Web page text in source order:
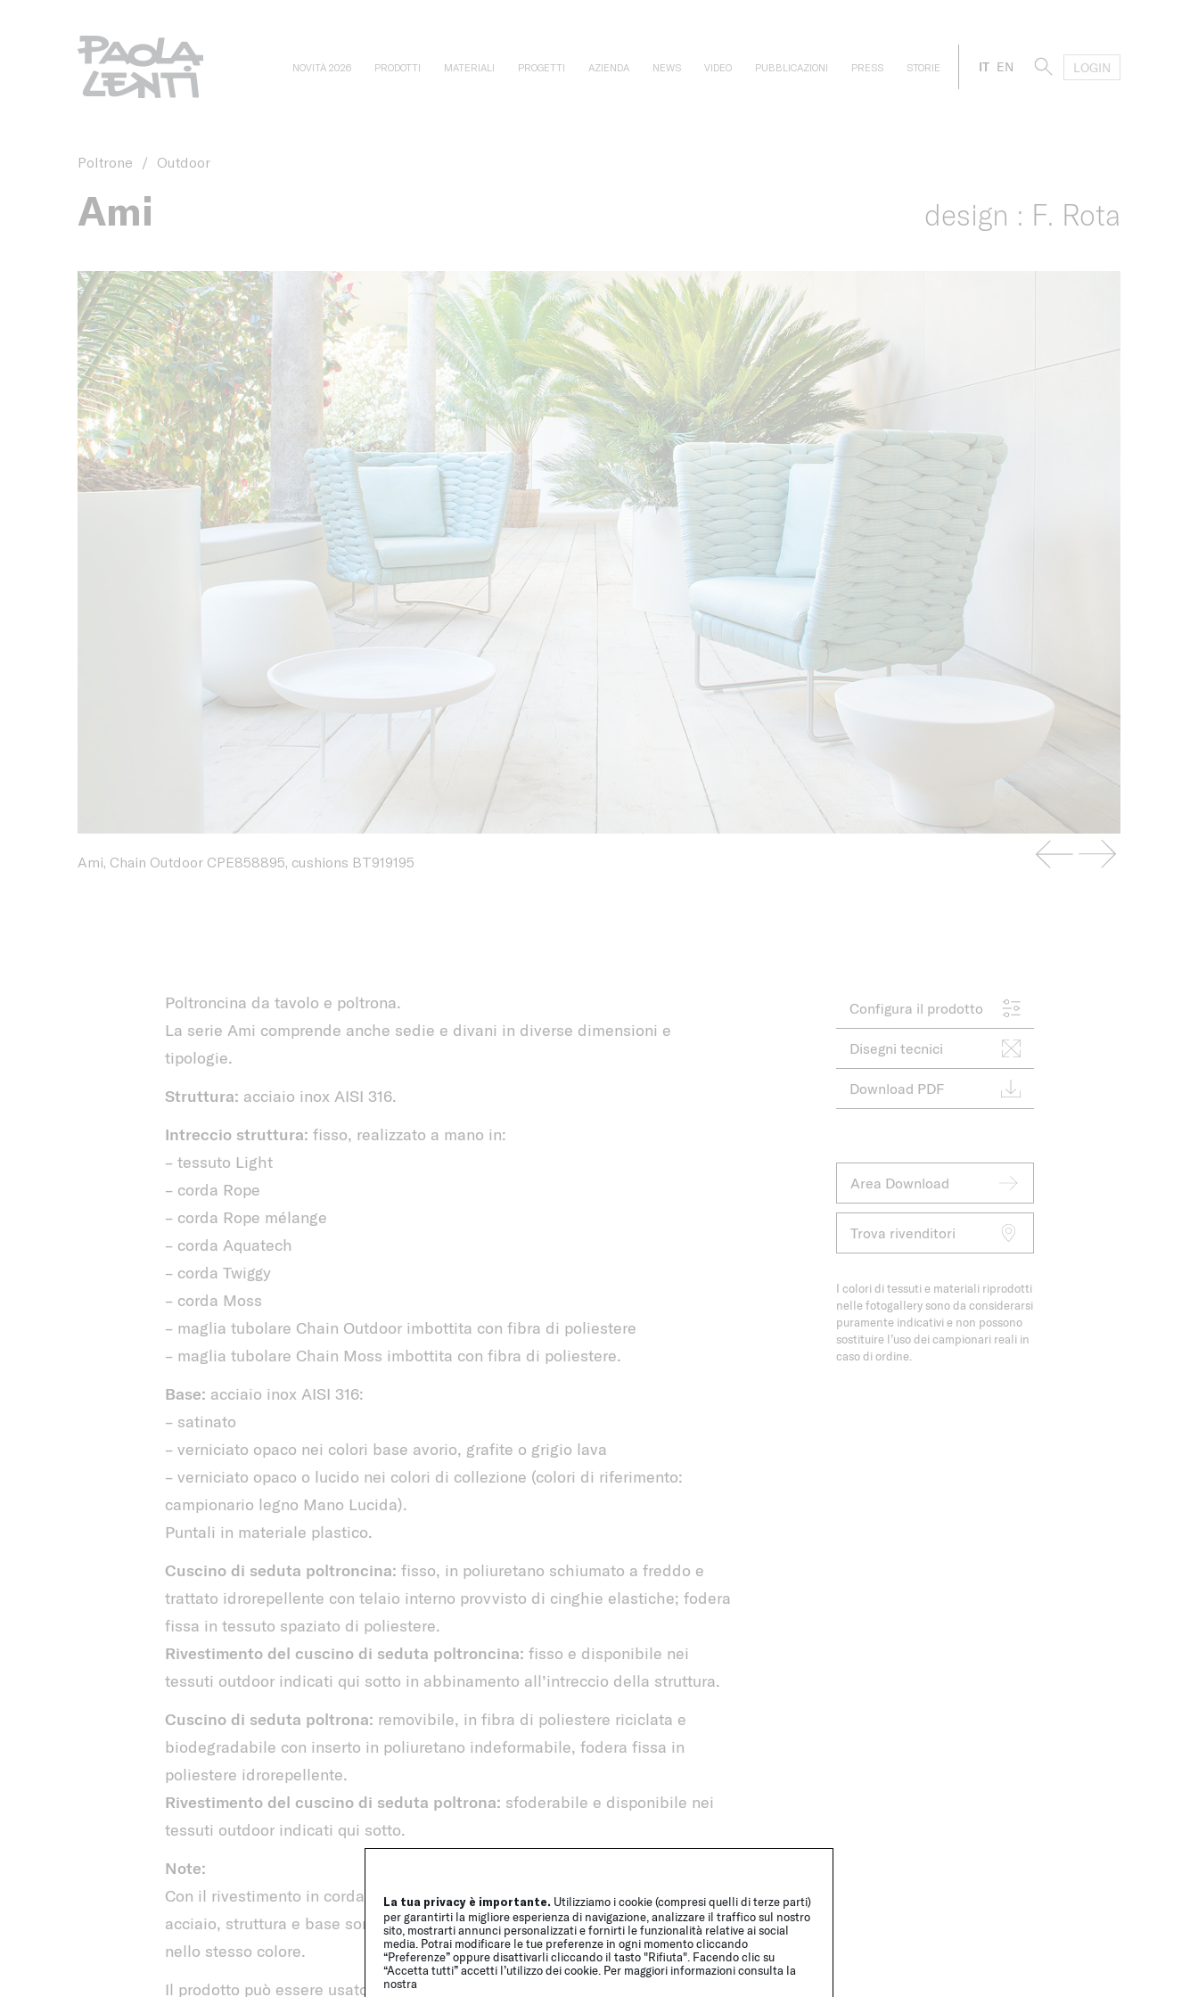
La tua privacy è importante. Utilizziamo i cookie (compresi quelli di terze parti)
per garantirti la migliore esperienza di navigazione, analizzare il traffico sul nostro
sito, mostrarti annunci personalizzati e fornirti le funzionalità relative ai social
media. Potrai modificare le tue preferenze in ogni momento cliccando
“Preferenze” oppure disattivarli cliccando il tasto "Rifiuta". Facendo clic su
“Accetta tutti” accetti l’utilizzo dei cookie. Per maggiori informazioni consulta la
nostra
NOVITÀ 2026 PRODOTTI MATERIALI PROGETTI AZIENDA NEWS VIDEO PUBBLICAZIONI PRESS STORIE IT EN LOGIN
Poltrone / Outdoor
Ami design : F. Rota
Ami, Chain Outdoor CPE858895, cushions BT919195
Poltroncina da tavolo e poltrona.
La serie Ami comprende anche sedie e divani in diverse dimensioni e
tipologie.
Struttura: acciaio inox AISI 316.
Intreccio struttura: fisso, realizzato a mano in:
– tessuto Light
– corda Rope
– corda Rope mélange
– corda Aquatech
– corda Twiggy
– corda Moss
– maglia tubolare Chain Outdoor imbottita con fibra di poliestere
– maglia tubolare Chain Moss imbottita con fibra di poliestere.
Base: acciaio inox AISI 316:
– satinato
– verniciato opaco nei colori base avorio, grafite o grigio lava
– verniciato opaco o lucido nei colori di collezione (colori di riferimento:
campionario legno Mano Lucida).
Puntali in materiale plastico.
Cuscino di seduta poltroncina: fisso, in poliuretano schiumato a freddo e
trattato idrorepellente con telaio interno provvisto di cinghie elastiche; fodera
fissa in tessuto spaziato di poliestere.
Rivestimento del cuscino di seduta poltroncina: fisso e disponibile nei
tessuti outdoor indicati qui sotto in abbinamento all’intreccio della struttura.
Cuscino di seduta poltrona: removibile, in fibra di poliestere riciclata e
biodegradabile con inserto in poliuretano indeformabile, fodera fissa in
poliestere idrorepellente.
Rivestimento del cuscino di seduta poltrona: sfoderabile e disponibile nei
tessuti outdoor indicati qui sotto.
Note:
Con il rivestimento in corda Twiggy, che lascia in parte visibile la struttura in
acciaio, struttura e base sono disponibili solo verniciate lucide e entrambe
nello stesso colore.
Il prodotto può essere usato anche in ambienti interni.
Configura il prodotto
Disegni tecnici
Download PDF
Area Download
Trova rivenditori
I colori di tessuti e materiali riprodotti
nelle fotogallery sono da considerarsi
puramente indicativi e non possono
sostituire l’uso dei campionari reali in
caso di ordine.